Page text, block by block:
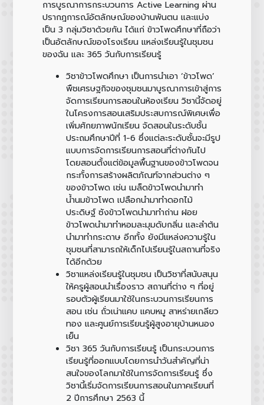
การบูรณาการกระบวนการ Active Learning ผ่าน
ปรากฎการณ์อัตลักษณ์ของบ้านพันตน และแบ่ง
เป็น 3 กลุ่มวิชาด้วยกันได้แก่ ข้าวโพดศึกษาที่ถือว่า
เป็นอัตลักษณ์ของโรงเรียน แหล่งเรียนรู้ในชุมชน
ของฉันและ 365 วันกับการเรียนรู้
วิชาข้าวโพดศึกษาเป็นการนำเอา ‘ข้าวโพด’
พืชเศรษฐกิจของชุมชนมาบูรณาการเข้าสู่การ
จัดการเรียนการสอนในห้องเรียน วิชานี้จัดอยู่
ในโครงการสอนเสริมประสบการณ์พิเศษเพื่อ
เพิ่มศักยภาพนักเรียน จัดสอนในระดับชั้น
ประถมศึกษาปีที่ 1-6 ซึ่งแต่ละระดับชั้นจะมีรูป
แบบการจัดการเรียนการสอนที่ต่างกันไป
โดยสอนตั้งแต่ข้อมูลพื้นฐานของข้าวโพดจน
กระทั้งการสร้างผลิตภัณฑ์จากส่วนต่าง ๆ
ของข้าวโพด เช่น เมล็ดข้าวโพดนำมาทำ
น้ำนมข้าวโพด เปลือกนำมาทำดอกไม้
ประดิษฐ์ ซังข้าวโพดนำมาทำถ่าน ฝอย
ข้าวโพดนำมาทำหอมละมุมดับกลิ่น และลำต้น
นำมาทำกระดาษ อีกทั้ง ยังมีแหล่งความรู้ใน
ชุมชนที่สามารถให้เด็กไปเรียนรู้ในสถานที่จริง
ได้อีกด้วย
วิชาแหล่งเรียนรู้ในชุมชนเป็นวิชาที่สนับสนุน
ให้ครูผู้สอนนำเรื่องราว สถานที่ต่าง ๆ ที่อยู่
รอบตัวผู้เรียนมาใช้ในกระบวนการเรียนการ
สอน เช่น ถั่วเน่าแคบ แคบหมู สาหร่ายเกลียว
ทอง และศูนย์การเรียนรู้ผู้สูงอายุบ้านหนอง
เย็น
วิชา 365 วันกับการเรียนรู้ เป็นกระบวนการ
เรียนรู้ที่ออกแบบโดยการนำวันสำคัญที่น่า
สนใจของโลกมาใช้ในการจัดการเรียนรู้ ซึ่ง
วิชานี้เริ่มจัดการเรียนการสอนในภาคเรียนที่
2 ปีการศึกษา 2563 นี้